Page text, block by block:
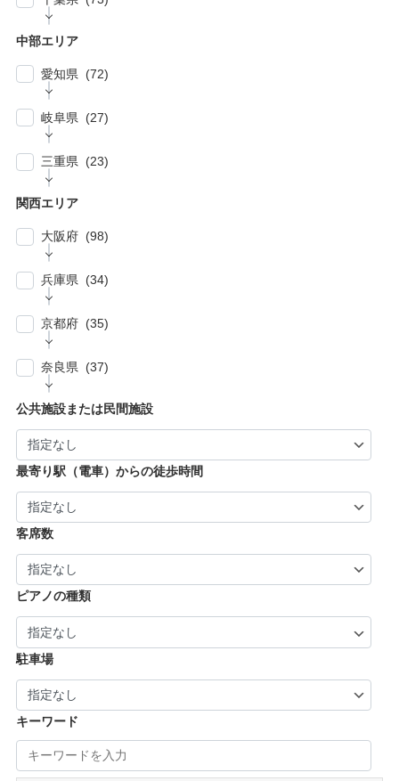
| … 中野区・杉並区 (13)
| … 北区・台東区・足立区・荒川区 (24)
| … 八王子市・武蔵野市・三鷹市・日野市・西
福生市・あきる野市・羽村市 (8)
| … 相模原市・茅ヶ崎市・平塚市 (5)
| … 厚木市・小田原市・町田市・大和市・海老
| … 比企郡・入間郡・入間市・秩父市・秩父
| … 川口市・越谷市・川越市 (14)
| … 朝霞市・上尾市・志木市 (6)
| … 千葉市・船橋市・松戸市 (21)
| … 浦安市・市原市・八千代市・佐倉市 (14)
| … 野田市・成田市・木更津市・茂原市・我孫
中部エリア
愛知県 (72)
| … 名古屋市 (27)
| … 稲沢市/・尾張旭市・瀬戸市・日進市 (10)
| … 豊明市・東海市・大府市・刈谷市 (7)
| … 知立市・安城市・豊田市・岡崎市 (12)
岐阜県 (27)
| … 岐阜市・大垣市 (10)
川市 (5)
三重県 (23)
| … 津市・四日市市 (9)
| … 鈴鹿市・松阪市・桑名市 (8)
| … 伊勢市・志摩市 (3)
関西エリア
大阪府 (98)
| … 大阪市 ・堺市 (61)
| … 豊中市・吹田市 ・高槻市・茨木市 (15)
| … 八尾市・寝屋川市・岸和田市・守口市 (5)
河内長野市 (3)
兵庫県 (34)
| … 神戸市・芦屋市 (15)
| … 姫路市・明石市・伊丹市 (8)
| … 加古川市・川西市 (4)
京都府 (35)
| … 京都市・宇治市 (16)
市・京丹後市 (6)
| … 福知山市・城陽市・京田辺市・木津川市 (9)
| … 長岡京市・亀岡市・舞鶴市 (4)
奈良県 (37)
| … 奈良市・橿原市・生駒市・生駒郡 (21)
| … 葛城市・平群町・王寺町・大和高田市 (6)
| … 御所市・五條市・宇陀市 (3)
公共施設または民間施設
最寄り駅（電車）からの徒歩時間
客席数
ピアノの種類
駐車場
キーワード